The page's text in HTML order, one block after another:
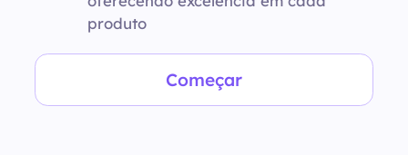
produto
Começar